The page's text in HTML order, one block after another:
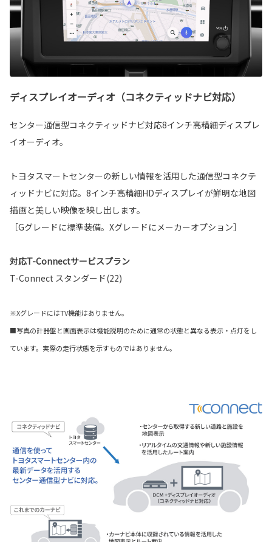
ディスプレイオーディオ（コネクティッドナビ対応）
センター通信型コネクティッドナビ対応8インチ高精細ディスプレ
イオーディオ。
トヨタスマートセンターの新しい情報を活用した通信型コネクテ
ィッドナビに対応。8インチ高精細HDディスプレイが鮮明な地図
描画と美しい映像を映し出します。
［Gグレードに標準装備。Xグレードにメーカーオプション］
対応T-Connectサービスプラン
T-Connect スタンダード(22)
※XグレードにはTV機能はありません。
■写真の計器盤と画面表示は機能説明のために通常の状態と異なる表示・点灯をし
ています。実際の走行状態を示すものではありません。